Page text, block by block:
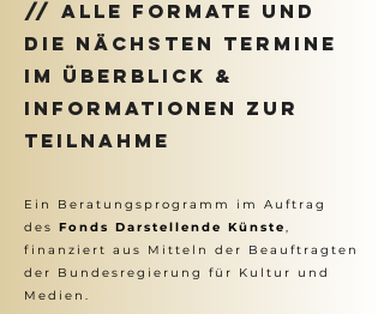
// alle Formate und
die nächsten Termine
im Überblick &
Informationen zur
Teilnahme
Ein Beratungsprogramm im Auftrag
des Fonds Darstellende Künste,
finanziert aus Mitteln der Beauftragten
der Bundesregierung für Kultur und
Medien.